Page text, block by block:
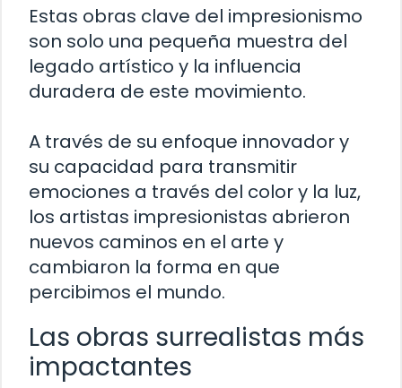
Estas obras clave del impresionismo
son solo una pequeña muestra del
legado artístico y la influencia
duradera de este movimiento.
A través de su enfoque innovador y
su capacidad para transmitir
emociones a través del color y la luz,
los artistas impresionistas abrieron
nuevos caminos en el arte y
cambiaron la forma en que
percibimos el mundo.
Las obras surrealistas más
impactantes